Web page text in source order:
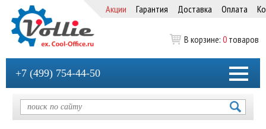
Акции Гарантия Доставка Оплата
В корзине: 0 товаров
+7 (499) 754-44-50